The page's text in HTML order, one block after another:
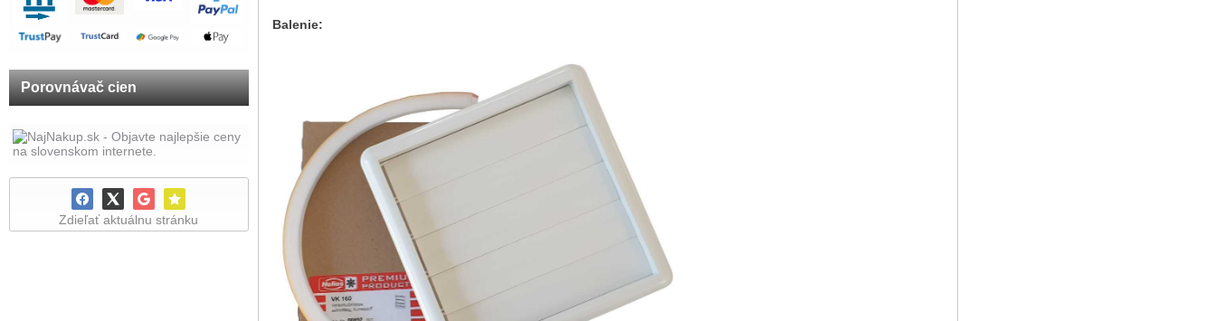
Porovnávač cien
Zdieľať aktuálnu stránku
Balenie: